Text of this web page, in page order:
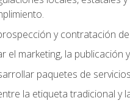
y contratación
el marketing, la
paquetes de
la etiqueta tradicional y